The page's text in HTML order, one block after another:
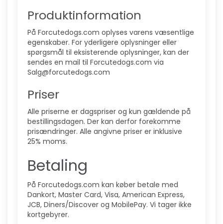
Produktinformation
På Forcutedogs.com oplyses varens væsentlige
egenskaber. For yderligere oplysninger eller
spørgsmål til eksisterende oplysninger, kan der
sendes en mail til Forcutedogs.com via
Salg@forcutedogs.com
Priser
Alle priserne er dagspriser og kun gældende på
bestillingsdagen. Der kan derfor forekomme
prisændringer. Alle angivne priser er inklusive
25% moms.
Betaling
På Forcutedogs.com kan køber betale med
Dankort, Master Card, Visa, American Express,
JCB, Diners/Discover og MobilePay. Vi tager ikke
kortgebyrer.